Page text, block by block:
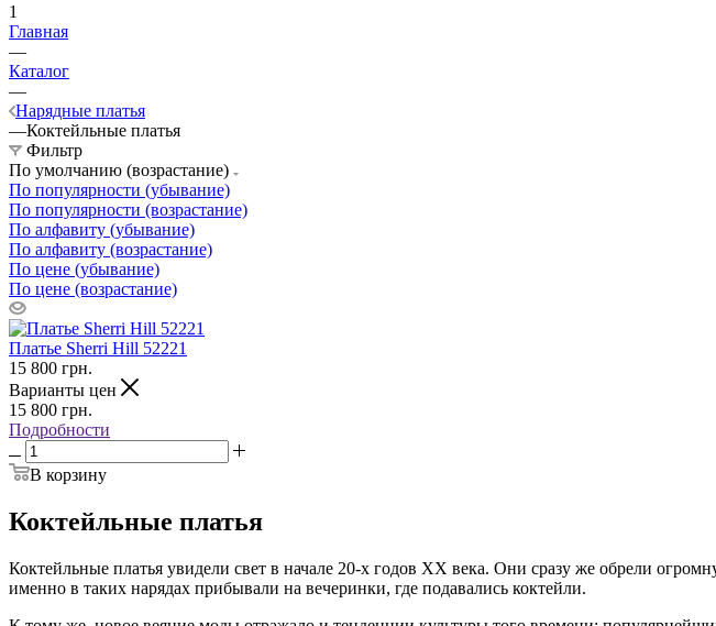
1
Главная
—
Каталог
—
Нарядные платья
—Коктейльные платья
Фильтр
По умолчанию (возрастание)
По популярности (убывание)
По популярности (возрастание)
По алфавиту (убывание)
По алфавиту (возрастание)
По цене (убывание)
По цене (возрастание)
Платье Sherri Hill 52221
15 800 грн.
Варианты цен
15 800 грн.
Подробности
В корзину
Коктейльные платья
Коктейльные платья увидели свет в начале 20-х годов XX века. Они сразу же обрели
именно в таких нарядах прибывали на вечеринки, где подавались коктейли.